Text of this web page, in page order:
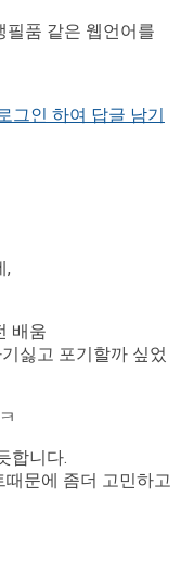
필품 같은 웹언어를
그인 하여 답글 남기
,
배움
싫고 포기할까 싶었
합니다.
때문에 좀더 고민하고